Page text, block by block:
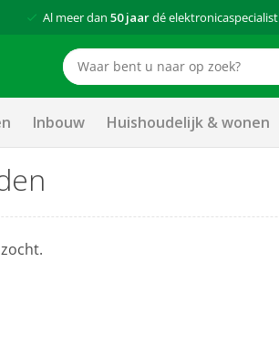
Al meer dan50 jaardé elektronicaspecialist
Inbouw Huishoudelijk & wonen